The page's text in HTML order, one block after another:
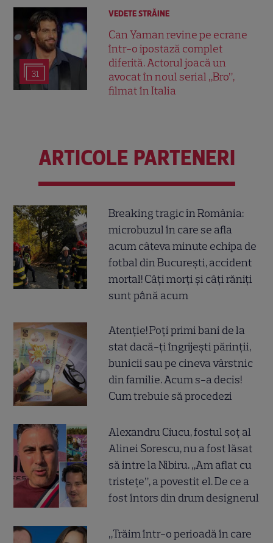
31
VEDETE STRĂINE
Can Yaman revine pe ecrane
într-o ipostază complet
diferită. Actorul joacă un
avocat în noul serial „Bro”,
filmat în Italia
ARTICOLE PARTENERI
Breaking tragic în România:
microbuzul în care se afla
acum câteva minute echipa de
fotbal din București, accident
mortal! Câți morți și câți răniți
sunt până acum
Atenție! Poți primi bani de la
stat dacă-ți îngrijești părinții,
bunicii sau pe cineva vârstnic
din familie. Acum s-a decis!
Cum trebuie să procedezi
Alexandru Ciucu, fostul soț al
Alinei Sorescu, nu a fost lăsat
să intre la Nibiru. „Am aflat cu
tristețe”, a povestit el. De ce a
fost întors din drum designerul
„Trăim într-o perioadă în care